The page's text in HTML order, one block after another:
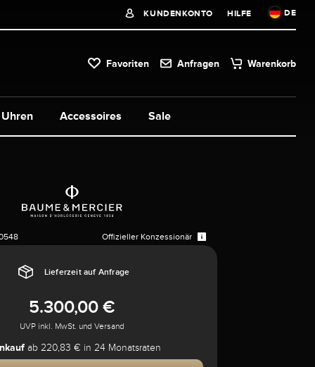
KUNDENKONTO HILFE DE
Favoriten Anfragen Warenkorb
Uhren Accessoires Sale
Offizieller Konzessionär
Lieferzeit auf Anfrage
5.300,00 €
UVP inkl. MwSt. und Versand
ab 220,83 € in 24 Monatsraten